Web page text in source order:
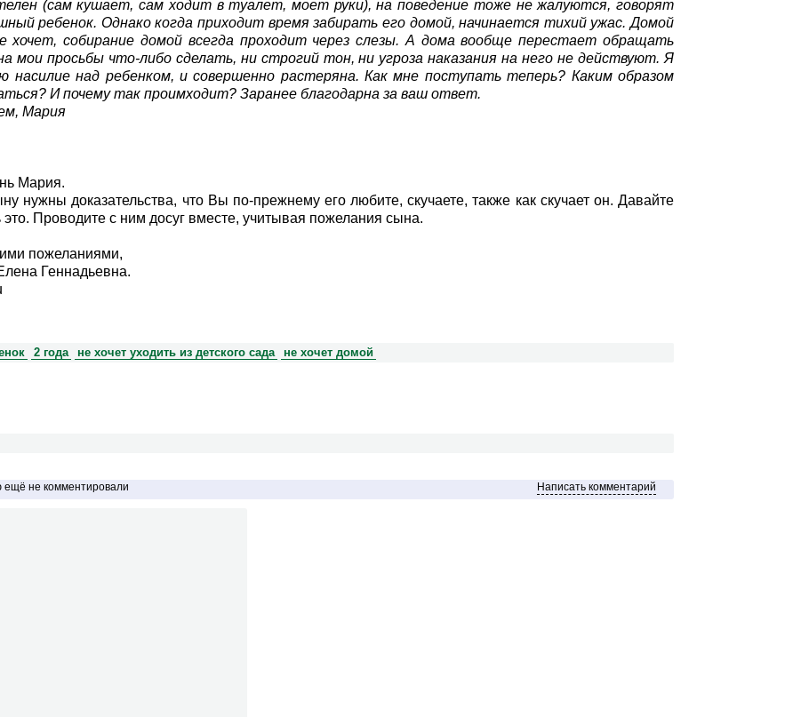
(сам кушает, сам ходит в туалет, моет руки), на поведение тоже не жалуются, говорят
ребенок. Однако когда приходит время забирать его домой, начинается тихий ужас. Домой
хочет, собирание домой всегда проходит через слезы. А дома вообще перестает обращать
мои просьбы что-либо сделать, ни строгий тон, ни угроза наказания на него не действуют. Я
насилие над ребенком, и совершенно растеряна. Как мне поступать теперь? Каким образом
И почему так проимходит? Заранее благодарна за ваш ответ.
Мария
Мария.
нужны доказательства, что Вы по-прежнему его любите, скучаете, также как скучает он. Давайте
это. Проводите с ним досуг вместе, учитывая пожелания сына.
пожеланиями,
Геннадьевна.
2 года не хочет уходить из детского сада не хочет домой
ещё не комментировали Написать комментарий